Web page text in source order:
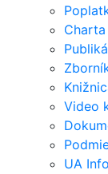
Video
UA